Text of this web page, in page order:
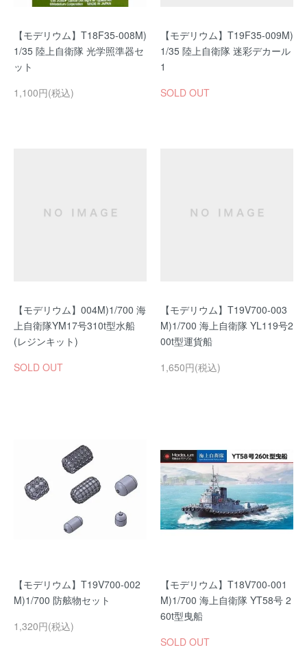
【モデリウム】T18F35-008M)
1/35 陸上自衛隊 光学照準器セ
ット
1,100円(税込)
【モデリウム】T19F35-009M)
1/35 陸上自衛隊 迷彩デカール
1
SOLD OUT
【モデリウム】004M)1/700 海
上自衛隊YM17号310t型水船
(レジンキット)
SOLD OUT
【モデリウム】T19V700-003
M)1/700 海上自衛隊 YL119号2
00t型運貨船
1,650円(税込)
【モデリウム】T19V700-002
M)1/700 防舷物セット
1,320円(税込)
【モデリウム】T18V700-001
M)1/700 海上自衛隊 YT58号 2
60t型曳船
SOLD OUT